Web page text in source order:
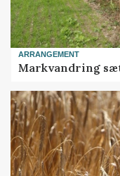
ARRANGEMENT
Markvandring